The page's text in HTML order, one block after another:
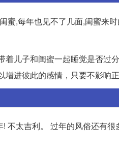
蜜,每年也见不了几面,闺蜜来
儿子和闺蜜一起睡觉是否过
进彼此的感情，只要不影响正
不太吉利。 过年的风俗还有